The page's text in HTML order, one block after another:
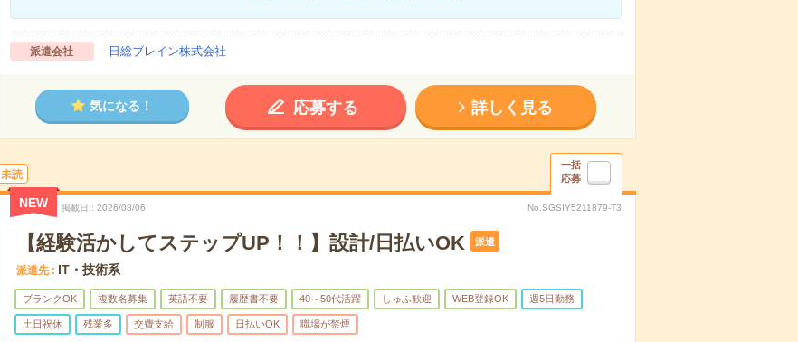
派遣会社 日総ブレイン株式会社
気になる！ 応募する 詳しく見る
未読
一括
応募
NEW 掲載日 2026/08/06 No.SGSIY5211879-T3
【経験活かしてステップUP！！】設計/日払いOK 派遣
派遣先 IT・技術系
ブランクOK 複数名募集 英語不要 履歴書不要 40～50代活躍 しゅふ歓迎 WEB登録OK 週5日勤務
土日祝休 残業多 交費支給 制服 日払いOK 職場が禁煙